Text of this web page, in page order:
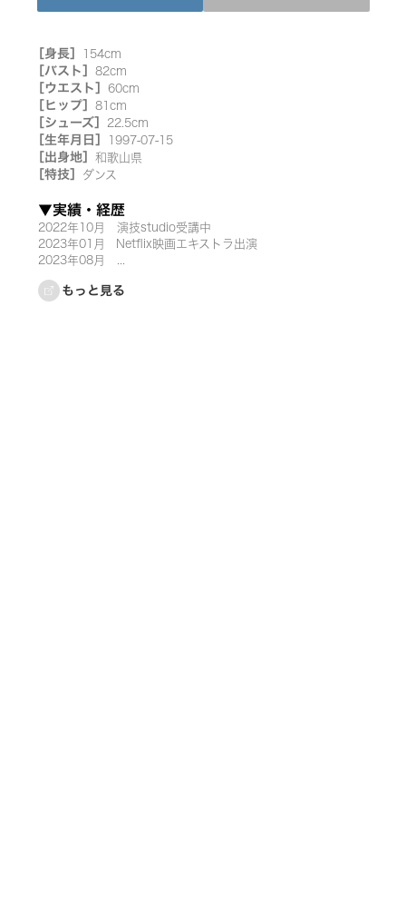
［身長］ 154cm
［バスト］ 82cm
［ウエスト］ 60cm
［ヒップ］ 81cm
［シューズ］ 22.5cm
［生年月日］ 1997-07-15
［出身地］ 和歌山県
［特技］ ダンス
▼実績・経歴
2022年10月　演技studio受講中
2023年01月   Netflix映画エキストラ出演
2023年08月　...
もっと見る